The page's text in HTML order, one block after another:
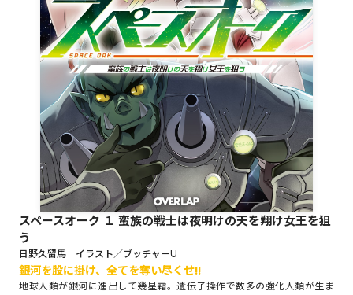
オーバーラップノベルスf
ロサージュノベルス
コミックガルド
コミッククリエ
スペースオーク １ 蛮族の戦士は夜明けの天を翔け女王を狙
う
日野久留馬 イラスト／ブッチャーU
銀河を股に掛け、全てを奪い尽くせ!!
地球人類が銀河に進出して幾星霜。遺伝子操作で数多の強化人類が生ま